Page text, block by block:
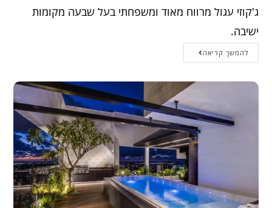
ג'קוזי עגול מרווח מאוד ומשפחתי בעל שבעה מקומות
ישיבה.
להמשך קריאה